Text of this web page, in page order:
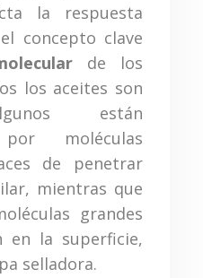
la respuesta
concepto clave
de los
los aceites son
están
moléculas
de penetrar
mientras que
grandes
en la superficie,
selladora.